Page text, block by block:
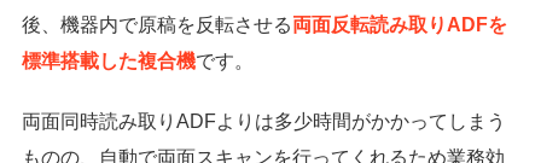
後、機器内で原稿を反転させる両面反転読み取りADFを
標準搭載した複合機です。
両面同時読み取りADFよりは多少時間がかかってしまう
ものの、自動で両面スキャンを行ってくれるため業務効